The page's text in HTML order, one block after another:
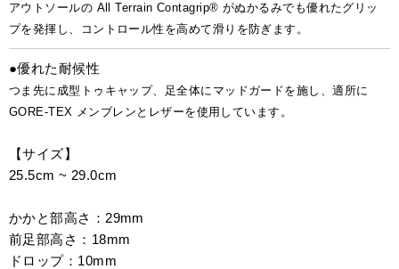
アウトソールの All Terrain Contagrip® がぬかるみでも優れたグリッ
プを発揮し、コントロール性を高めて滑りを防ぎます。
●優れた耐候性
つま先に成型トゥキャップ、足全体にマッドガードを施し、適所に
GORE-TEX メンブレンとレザーを使用しています。
【サイズ】
25.5cm ~ 29.0cm
かかと部高さ：29mm
前足部高さ：18mm
ドロップ：10mm